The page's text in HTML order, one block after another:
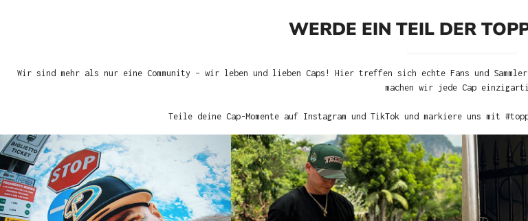
WERDE EIN TEIL DER
Wir sind mehr als nur eine Community – wir leben und lieben Caps! Hier treffen sich echte Fans und
machen wir jede Cap
Teile deine Cap-Momente auf Instagram und TikTok und markiere uns mit